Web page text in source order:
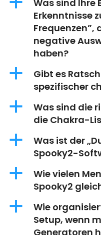
Was sind Ihre
Erkenntnisse
Frequenzen”,
negative
haben?
a
Gibt es
spezifischer
a
Was sind die
die Chakra-
a
Was ist der
Spooky2-
a
Wie vielen
Spooky2
a
Wie
Setup, wenn
Generatoren